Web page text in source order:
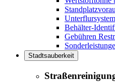
Behälter-
Gebühren
Stadtsauberkeit